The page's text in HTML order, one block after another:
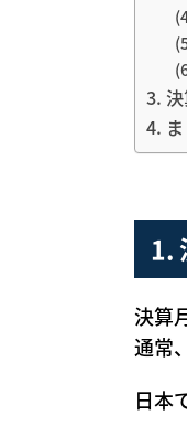
3.
4.
1.
決算
通常
日本